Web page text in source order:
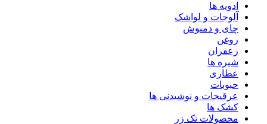
ادویه ها
آلوجات و لواشک
چای و دمنوش
روغن
زعفران
شیره ها
عطاری
حبوبات
عرقیجات و نوشیدنی ها
کشک ها
محصولات تک زر